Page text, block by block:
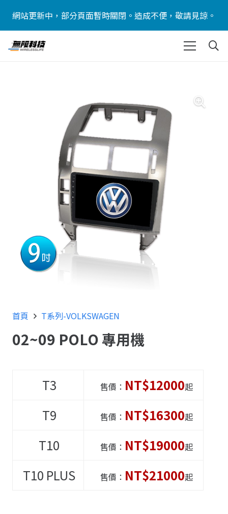
網站更新中，部分頁面暫時關閉。造成不便，敬請見諒。
首頁 T系列-VOLKSWAGEN
02~09 POLO 專用機
T3 售價： NT$12000起
T9 售價： NT$16300起
T10 售價： NT$19000起
T10 PLUS 售價： NT$21000起